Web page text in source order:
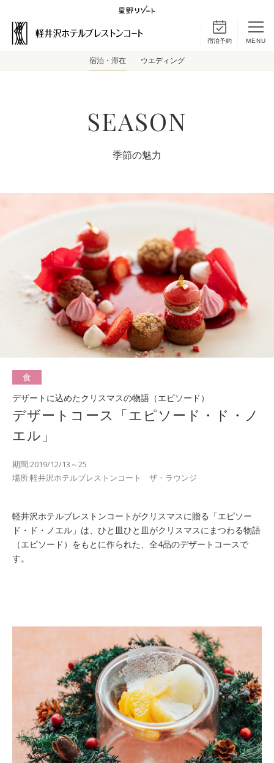
宿泊予約 MENU
宿泊・滞在 ウエディング
SEASON
季節の魅力
食
デザートに込めたクリスマスの物語（エピソード）
デザートコース「エピソード・ド・ノ
エル」
期間:2019/12/13～25
場所:軽井沢ホテルブレストンコート ザ・ラウンジ
軽井沢ホテルブレストンコートがクリスマスに贈る「エピソー
ド・ド・ノエル」は、ひと皿ひと皿がクリスマスにまつわる物語
（エピソード）をもとに作られた、全4品のデザートコースで
す。